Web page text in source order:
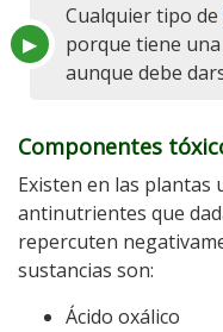
Cualquier tipo de
porque tiene
aunque debe
Componentes
Existen en las plantas
antinutrientes que
repercuten
sustancias son:
Ácido oxálico